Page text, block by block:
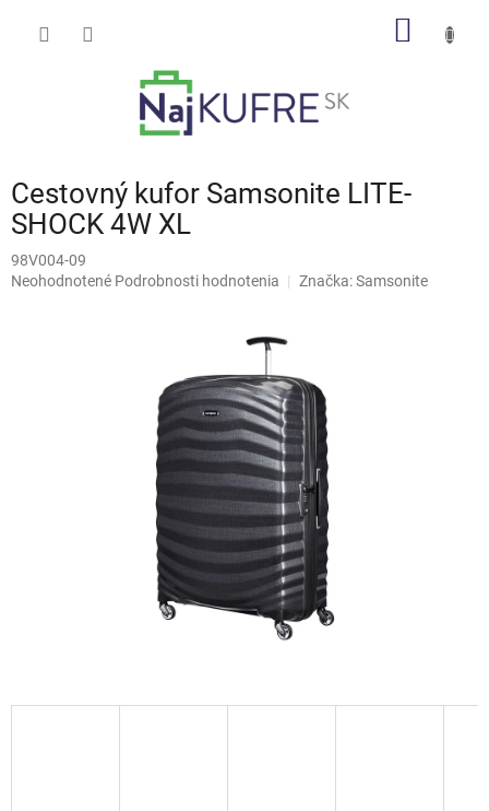
Cestovný kufor Samsonite LITE-
SHOCK 4W XL
98V004-09
Priemerné
Neohodnotené Podrobnosti hodnotenia Značka:Samsonite